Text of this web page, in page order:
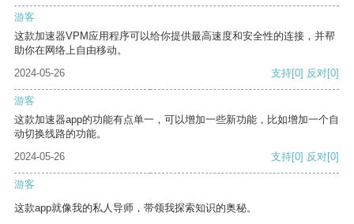
游客
这款加速器VPM应用程序可以给你提供最高速度和安全性的连接，并帮
助你在网络上自由移动。
2024-05-26
支持[0] 反对[0]
游客
这款加速器app的功能有点单一，可以增加一些新功能，比如增加一个自
动切换线路的功能。
2024-05-26
支持[0] 反对[0]
游客
这款app就像我的私人导师，带领我探索知识的奥秘。